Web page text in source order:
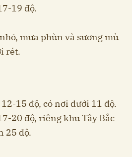
19 độ.
mưa phùn và sương mù
rét.
15 độ, có nơi dưới 11 độ.
20 độ, riêng khu Tây Bắc
25 độ.